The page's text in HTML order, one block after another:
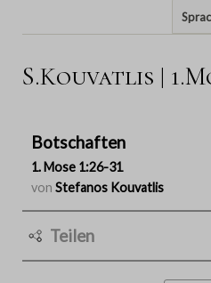
S.Kouvatlis |
Botschaften
1. Mose 1:26-31
von Stefanos Kouvatlis
Teilen